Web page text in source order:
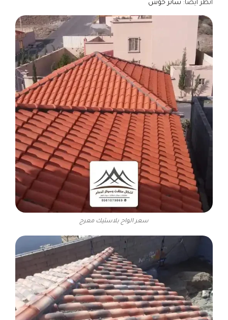
أنظر أيضا: ساتر حوش
سعر الواح بلاستيك معرج